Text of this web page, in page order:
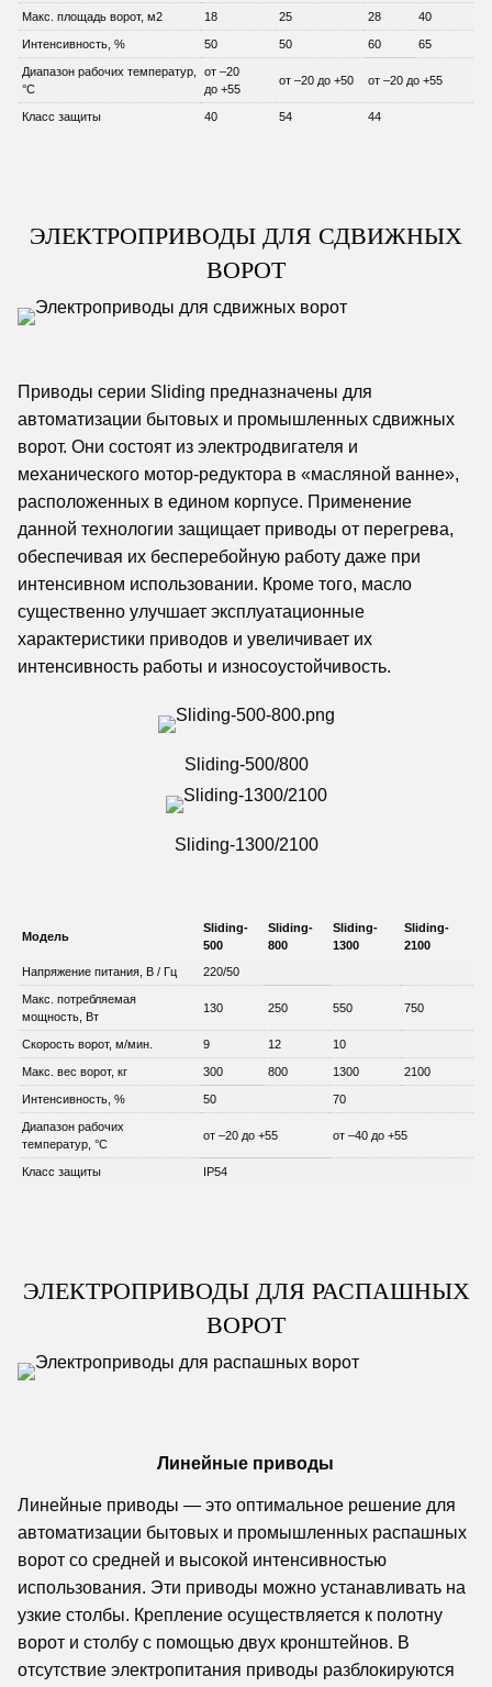
Макс. площадь ворот, м2 18 25 28 40
Интенсивность, % 50 50 60 65
Диапазон рабочих температур,
°C
от –20
до +55
от –20 до +50 от –20 до +55
Класс защиты 40 54 44
ЭЛЕКТРОПРИВОДЫ ДЛЯ СДВИЖНЫХ
ВОРОТ
Приводы серии Sliding предназначены для
автоматизации бытовых и промышленных сдвижных
ворот. Они состоят из электродвигателя и
механического мотор-редуктора в «масляной ванне»,
расположенных в едином корпусе. Применение
данной технологии защищает приводы от перегрева,
обеспечивая их бесперебойную работу даже при
интенсивном использовании. Кроме того, масло
существенно улучшает эксплуатационные
характеристики приводов и увеличивает их
интенсивность работы и износоустойчивость.
Sliding-500/800
Sliding-1300/2100
Модель
Sliding-
500
Sliding-
800
Sliding-
1300
Sliding-
2100
Напряжение питания, В / Гц
220/50
Макс. потребляемая
мощность, Вт
130 250 550 750
Скорость ворот, м/мин. 9 12 10
Макс. вес ворот, кг 300 800 1300 2100
Интенсивность, % 50 70
Диапазон рабочих
температур, °C
от –20 до +55 от –40 до +55
Класс защиты IP54
ЭЛЕКТРОПРИВОДЫ ДЛЯ РАСПАШНЫХ
ВОРОТ
Линейные приводы
Линейные приводы — это оптимальное решение для
автоматизации бытовых и промышленных распашных
ворот со средней и высокой интенсивностью
использования. Эти приводы можно устанавливать на
узкие столбы. Крепление осуществляется к полотну
ворот и столбу с помощью двух кронштейнов. В
отсутствие электропитания приводы разблокируются